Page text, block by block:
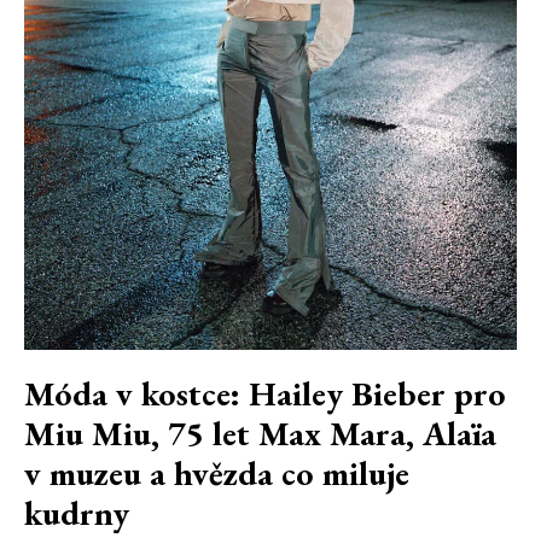
Móda v kostce: Hailey Bieber pro
Miu Miu, 75 let Max Mara, Alaïa
v muzeu a hvězda co miluje
kudrny